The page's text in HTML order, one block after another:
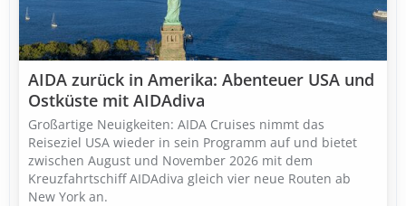
AIDA zurück in Amerika: Abenteuer USA und
Ostküste mit AIDAdiva
Großartige Neuigkeiten: AIDA Cruises nimmt das
Reiseziel USA wieder in sein Programm auf und bietet
zwischen August und November 2026 mit dem
Kreuzfahrtschiff AIDAdiva gleich vier neue Routen ab
New York an.